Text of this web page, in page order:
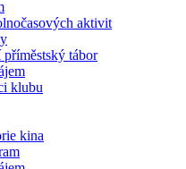
aktivit
tábor
klubu
kina